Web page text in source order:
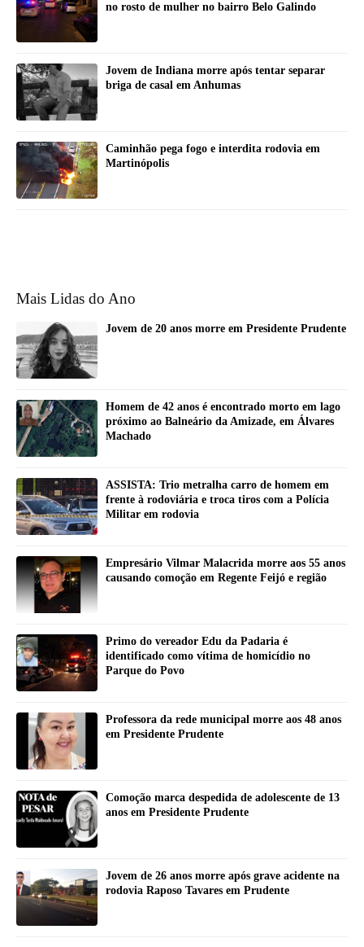
no rosto de mulher no bairro Belo Galindo
Jovem de Indiana morre após tentar separar
briga de casal em Anhumas
Caminhão pega fogo e interdita rodovia em
Martinópolis
Mais Lidas do Ano
Jovem de 20 anos morre em Presidente Prudente
Homem de 42 anos é encontrado morto em lago
próximo ao Balneário da Amizade, em Álvares
Machado
ASSISTA: Trio metralha carro de homem em
frente à rodoviária e troca tiros com a Polícia
Militar em rodovia
Empresário Vilmar Malacrida morre aos 55 anos
causando comoção em Regente Feijó e região
Primo do vereador Edu da Padaria é
identificado como vítima de homicídio no
Parque do Povo
Professora da rede municipal morre aos 48 anos
em Presidente Prudente
Comoção marca despedida de adolescente de 13
anos em Presidente Prudente
Jovem de 26 anos morre após grave acidente na
rodovia Raposo Tavares em Prudente